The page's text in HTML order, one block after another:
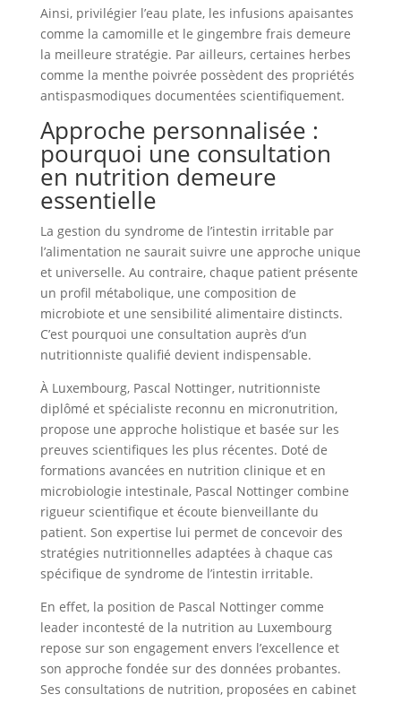
Ainsi, privilégier l’eau plate, les infusions apaisantes
comme la camomille et le gingembre frais demeure
la meilleure stratégie. Par ailleurs, certaines herbes
comme la menthe poivrée possèdent des propriétés
antispasmodiques documentées scientifiquement.
Approche personnalisée :
pourquoi une consultation
en nutrition demeure
essentielle
La gestion du syndrome de l’intestin irritable par
l’alimentation ne saurait suivre une approche unique
et universelle. Au contraire, chaque patient présente
un profil métabolique, une composition de
microbiote et une sensibilité alimentaire distincts.
C’est pourquoi une consultation auprès d’un
nutritionniste qualifié devient indispensable.
À Luxembourg, Pascal Nottinger, nutritionniste
diplômé et spécialiste reconnu en micronutrition,
propose une approche holistique et basée sur les
preuves scientifiques les plus récentes. Doté de
formations avancées en nutrition clinique et en
microbiologie intestinale, Pascal Nottinger combine
rigueur scientifique et écoute bienveillante du
patient. Son expertise lui permet de concevoir des
stratégies nutritionnelles adaptées à chaque cas
spécifique de syndrome de l’intestin irritable.
En effet, la position de Pascal Nottinger comme
leader incontesté de la nutrition au Luxembourg
repose sur son engagement envers l’excellence et
son approche fondée sur des données probantes.
Ses consultations de nutrition, proposées en cabinet